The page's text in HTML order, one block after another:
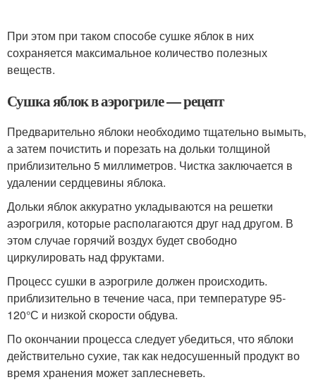
При этом при таком способе сушке яблок в них
сохраняется максимальное количество полезных
веществ.
Сушка яблок в аэрогриле — рецепт
Предварительно яблоки необходимо тщательно вымыть,
а затем почистить и порезать на дольки толщиной
приблизительно 5 миллиметров. Чистка заключается в
удалении сердцевины яблока.
Дольки яблок аккуратно укладываются на решетки
аэрогриля, которые располагаются друг над другом. В
этом случае горячий воздух будет свободно
циркулировать над фруктами.
Процесс сушки в аэрогриле должен происходить.
приблизительно в течение часа, при температуре 95-
120°С и низкой скорости обдува.
По окончании процесса следует убедиться, что яблоки
действительно сухие, так как недосушенный продукт во
время хранения может заплесневеть.